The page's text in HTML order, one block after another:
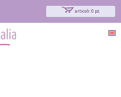
articoli: 0 pz.